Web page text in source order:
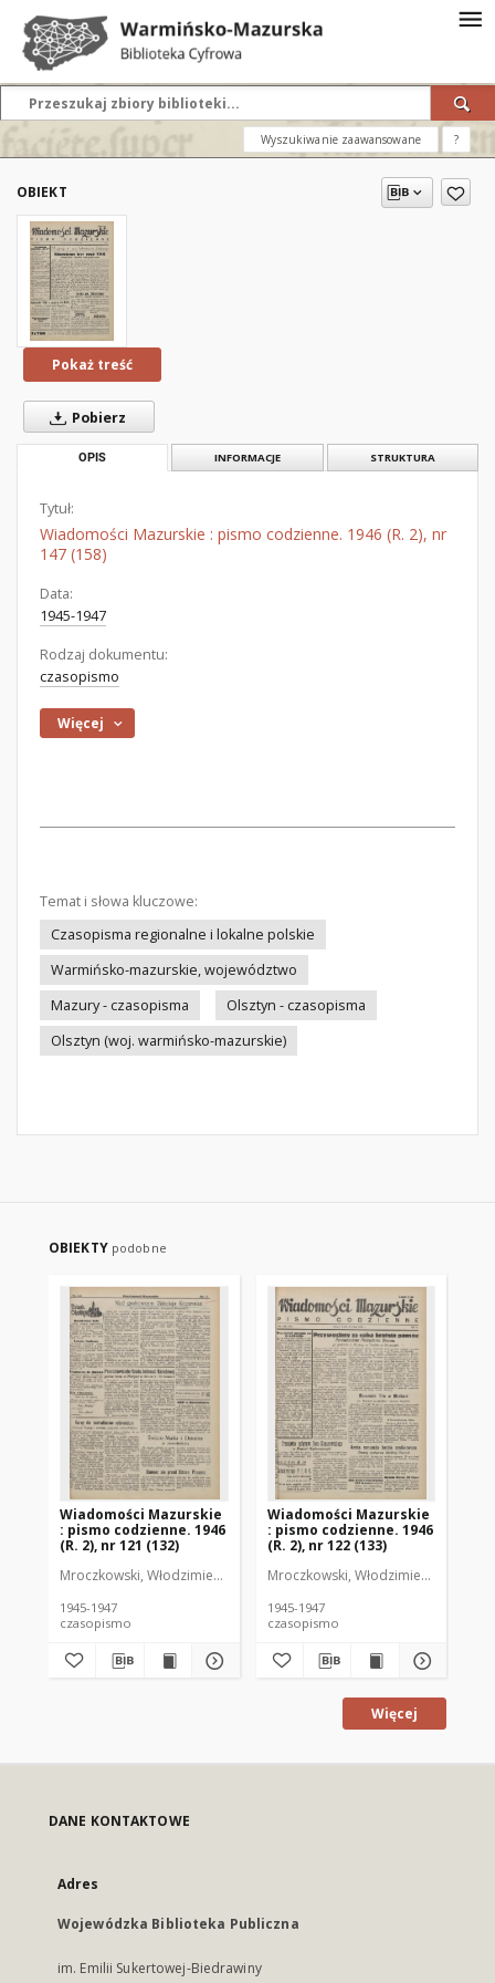
Wyszukiwanie zaawansowane ?
OBIEKT
Pokaż treść
Pobierz
OPIS INFORMACJE STRUKTURA
Tytuł:
Wiadomości Mazurskie : pismo codzienne. 1946 (R. 2), nr
147 (158)
Data:
1945-1947
Rodzaj dokumentu:
czasopismo
Więcej
Temat i słowa kluczowe:
Czasopisma regionalne i lokalne polskie
Warmińsko-mazurskie, województwo
Mazury - czasopisma
Olsztyn - czasopisma
Olsztyn (woj. warmińsko-mazurskie)
OBIEKTY podobne
Wiadomości Mazurskie
: pismo codzienne. 1946
(R. 2), nr 121 (132)
Mroczkowski, Włodzimierz (1902-1971). Redaktor
1945-1947
czasopismo
Wiadomości Mazurskie
: pismo codzienne. 1946
(R. 2), nr 122 (133)
Mroczkowski, Włodzimierz (1902-
1945-1947
czasopismo
Więcej
DANE KONTAKTOWE
Adres
Wojewódzka Biblioteka Publiczna
im. Emilii Sukertowej-Biedrawiny